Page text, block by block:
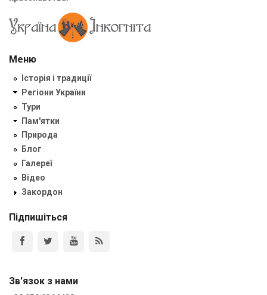
Меню
Історія і традиції
Регіони України
Тури
Пам'ятки
Природа
Блог
Галереї
Відео
Закордон
Підпишіться
Зв'язок з нами